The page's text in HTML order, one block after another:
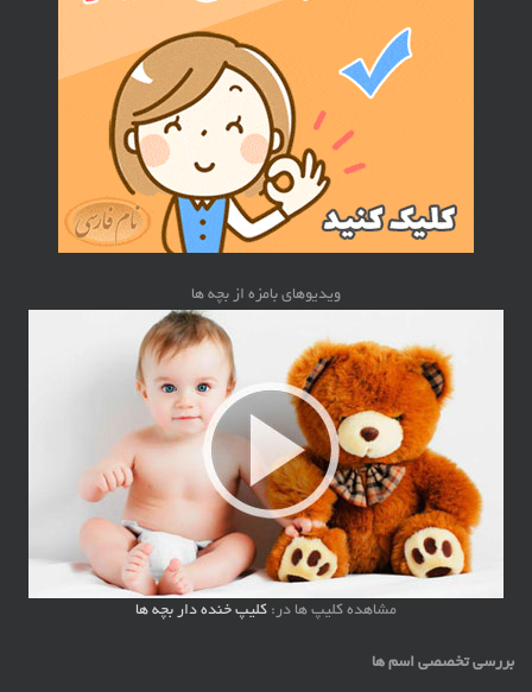
ویدیوهای بامزه از بچه ها
مشاهده کلیپ ها در: کلیپ خنده دار بچه ها
بررسی تخصصی اسم ها